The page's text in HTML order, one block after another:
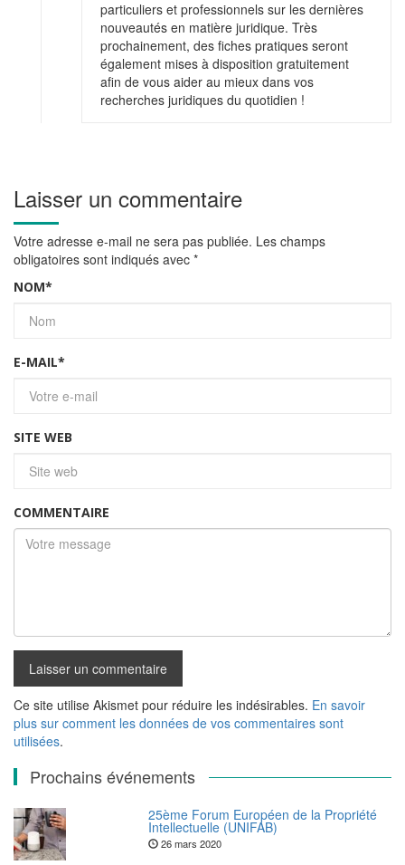
particuliers et professionnels sur les dernières
nouveautés en matière juridique. Très
prochainement, des fiches pratiques seront
également mises à disposition gratuitement
afin de vous aider au mieux dans vos
recherches juridiques du quotidien !
Laisser un commentaire
Votre adresse e-mail ne sera pas publiée. Les champs
obligatoires sont indiqués avec *
NOM*
E-MAIL*
SITE WEB
COMMENTAIRE
Ce site utilise Akismet pour réduire les indésirables. En savoir
plus sur comment les données de vos commentaires sont
utilisées.
Prochains événements
25ème Forum Européen de la Propriété
Intellectuelle (UNIFAB)
26 mars 2020